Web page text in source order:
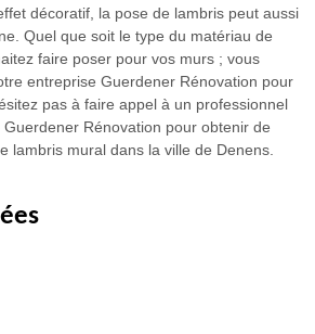
décoratif, la pose de lambris peut aussi
Quel que soit le type du matériau de
faire poser pour vos murs ; vous
entreprise Guerdener Rénovation pour
pas à faire appel à un professionnel
Rénovation pour obtenir de
lambris mural dans la ville de Denens.